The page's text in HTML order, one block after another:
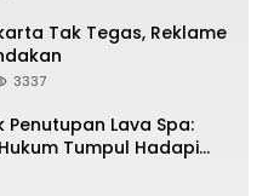
Tak Tegas, Reklame
3337
Penutupan Lava Spa:
Tumpul Hadapi